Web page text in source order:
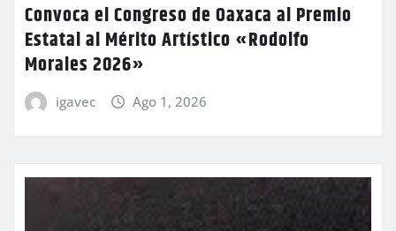
Convoca el Congreso de Oaxaca al Premio
Estatal al Mérito Artístico «Rodolfo
Morales 2026»
igavec Ago 1, 2026